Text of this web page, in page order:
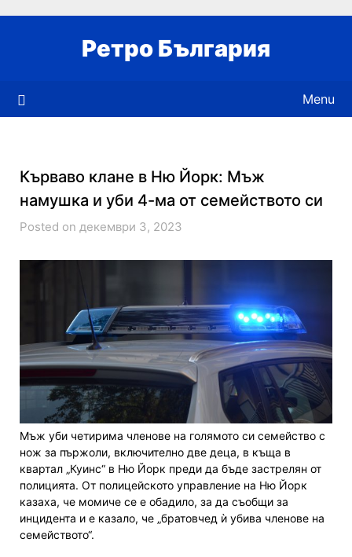
Ретро България
Menu
Кърваво клане в Ню Йорк: Мъж
намушка и уби 4-ма от семейството си
Posted on декември 3, 2023
Мъж уби четирима членове на голямото си семейство с
нож за пържоли, включително две деца, в къща в
квартал „Куинс“ в Ню Йорк преди да бъде застрелян от
полицията. От полицейското управление на Ню Йорк
казаха, че момиче се е обадило, за да съобщи за
инцидента и е казало, че „братовчед ѝ убива членове на
семейството“.